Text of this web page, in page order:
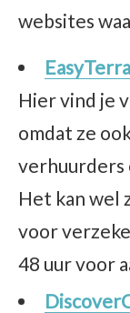
websites
EasyTerra
Hier vind je
omdat ze
verhuurders
Het kan wel
voor
48 uur voor